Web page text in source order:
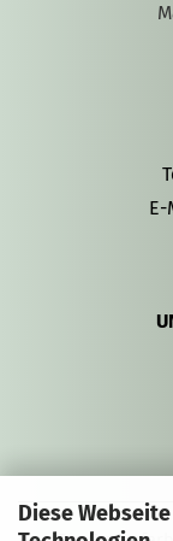
Diese
E-